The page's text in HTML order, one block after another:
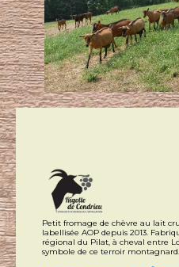
Petit fromage de chèvre au lait
labellisée AOP depuis 2013.
régional du Pilat, à cheval entre
symbole de ce terroir montagnard.